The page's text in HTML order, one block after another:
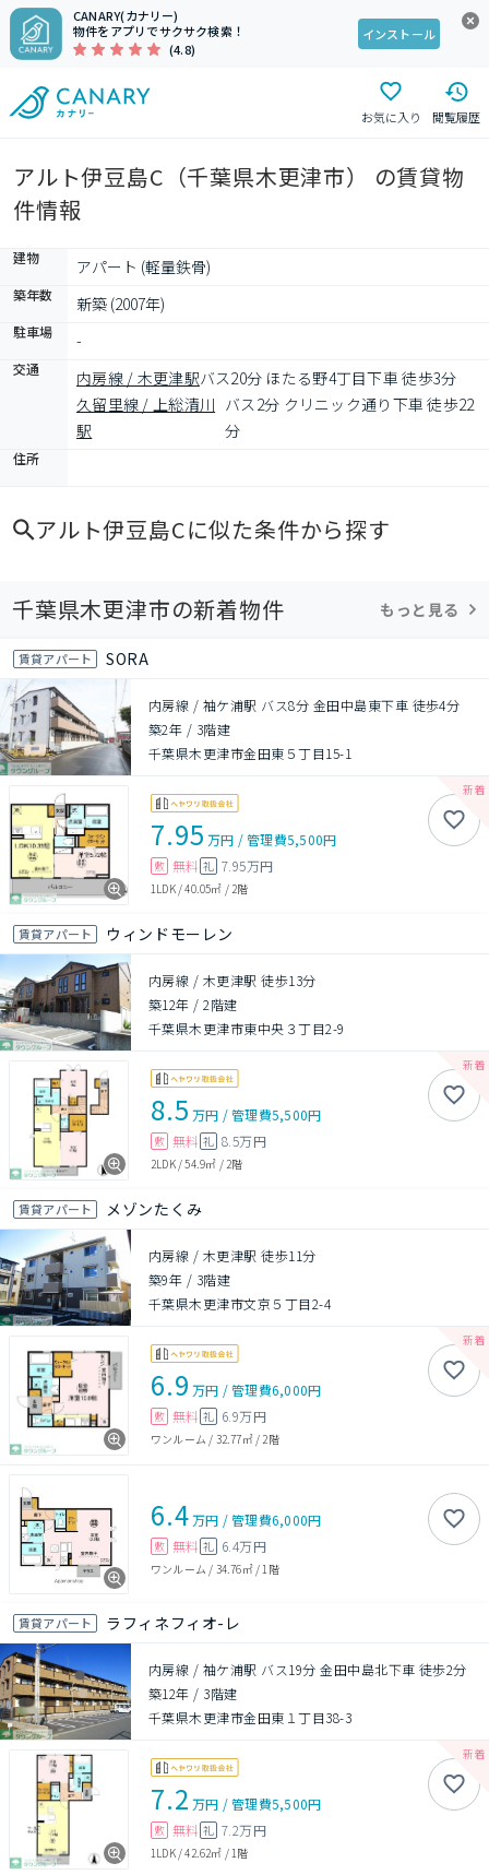
CANARY(カナリー)
物件をアプリでサクサク検索！
(4.8)
インストール
お気に入り 閲覧履歴
アルト伊豆島C（千葉県木更津市） の賃貸物
件情報
建物 アパート (軽量鉄骨)
築年数 新築 (2007年)
駐車場 -
交通 内房線 / 木更津駅バス20分 ほたる野4丁目下車 徒歩3分
久留里線 / 上総清川
駅
バス2分 クリニック通り下車 徒歩22
分
住所
アルト伊豆島Cに似た条件から探す
千葉県木更津市の新着物件 もっと見る
賃貸アパート SORA
内房線 / 袖ケ浦駅 バス8分 金田中島東下車 徒歩4分
築2年 / 3階建
千葉県木更津市金田東５丁目15-1
7.95 万円 /管理費5,500円
敷 無料 礼 7.95万円
1LDK/40.05㎡ /2階
賃貸アパート ウィンドモーレン
内房線 / 木更津駅 徒歩13分
築12年 /2階建
千葉県木更津市東中央３丁目2-9
8.5 万円 /管理費5,500円
敷 無料 礼 8.5万円
2LDK/54.9㎡ /2階
賃貸アパート メゾンたくみ
内房線 / 木更津駅 徒歩11分
築9年 / 3階建
千葉県木更津市文京５丁目2-4
6.9 万円 /管理費6,000円
敷 無料 礼 6.9万円
ワンルーム / 32.77㎡/2階
6.4万円 /管理費6,000円
敷 無料 礼 6.4万円
ワンルーム / 34.76㎡/ 1階
賃貸アパート ラフィネフィオ-レ
内房線 / 袖ケ浦駅 バス19分 金田中島北下車 徒歩2分
築12年 / 3階建
千葉県木更津市金田東１丁目38-3
7.2 万円 /管理費5,500円
敷 無料 礼 7.2万円
1LDK/42.62㎡ /1階